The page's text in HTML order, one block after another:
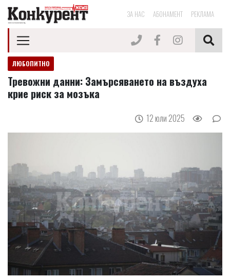
ЗА НАС АБОНАМЕНТ РЕКЛАМА
ЛЮБОПИТНО
Тревожни данни: Замърсяването на въздуха
крие риск за мозъка
12 юли 2025